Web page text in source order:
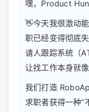
嘿，Product
👋今天我很激动
职已经变得彻底
请人跟踪系统（
让找工作本身就
我们打造
求职者获得一种“